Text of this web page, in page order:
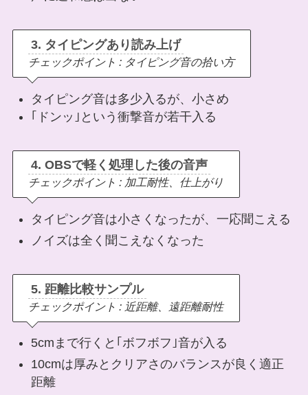
3. タイピングあり読み上げ
チェックポイント : タイピング音の拾い方
タイピング音は多少入るが、小さめ
｢ドンッ｣という衝撃音が若干入る
4. OBSで軽く処理した後の音声
チェックポイント : 加工耐性、仕上がり
タイピング音は小さくなったが、一応聞こえる
ノイズは全く聞こえなくなった
5. 距離比較サンプル
チェックポイント : 近距離、遠距離耐性
5cmまで行くと｢ボフボフ｣音が入る
10cmは厚みとクリアさのバランスが良く適正
距離